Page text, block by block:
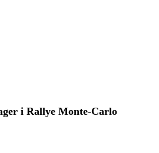
i Rallye Monte-Carlo